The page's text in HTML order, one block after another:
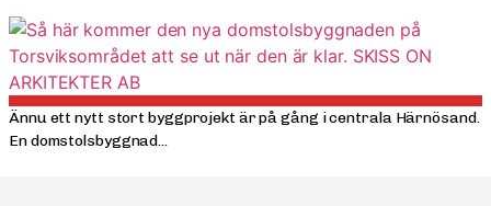
Ännu ett nytt stort byggprojekt är på gång i centrala Härnösand.
En domstolsbyggnad...